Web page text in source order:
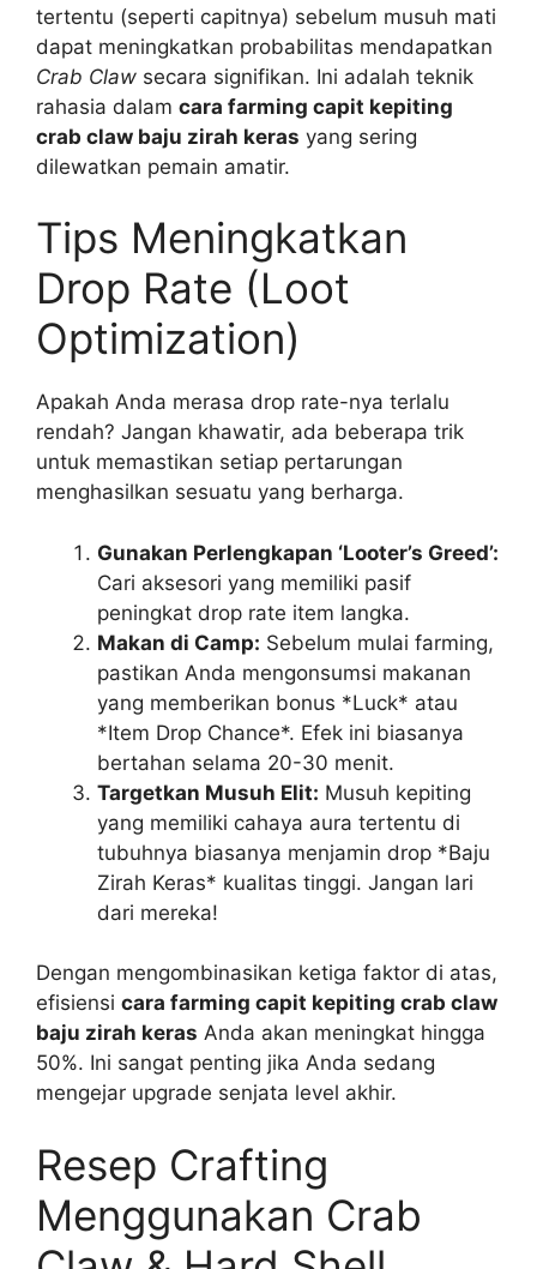
tertentu (seperti capitnya) sebelum musuh mati
dapat meningkatkan probabilitas mendapatkan
Crab Claw secara signifikan. Ini adalah teknik
rahasia dalam cara farming capit kepiting
crab claw baju zirah keras yang sering
dilewatkan pemain amatir.
Tips Meningkatkan
Drop Rate (Loot
Optimization)
Apakah Anda merasa drop rate-nya terlalu
rendah? Jangan khawatir, ada beberapa trik
untuk memastikan setiap pertarungan
menghasilkan sesuatu yang berharga.
Gunakan Perlengkapan ‘Looter’s Greed’:
Cari aksesori yang memiliki pasif
peningkat drop rate item langka.
Makan di Camp: Sebelum mulai farming,
pastikan Anda mengonsumsi makanan
yang memberikan bonus *Luck* atau
*Item Drop Chance*. Efek ini biasanya
bertahan selama 20-30 menit.
Targetkan Musuh Elit: Musuh kepiting
yang memiliki cahaya aura tertentu di
tubuhnya biasanya menjamin drop *Baju
Zirah Keras* kualitas tinggi. Jangan lari
dari mereka!
Dengan mengombinasikan ketiga faktor di atas,
efisiensi cara farming capit kepiting crab claw
baju zirah keras Anda akan meningkat hingga
50%. Ini sangat penting jika Anda sedang
mengejar upgrade senjata level akhir.
Resep Crafting
Menggunakan Crab